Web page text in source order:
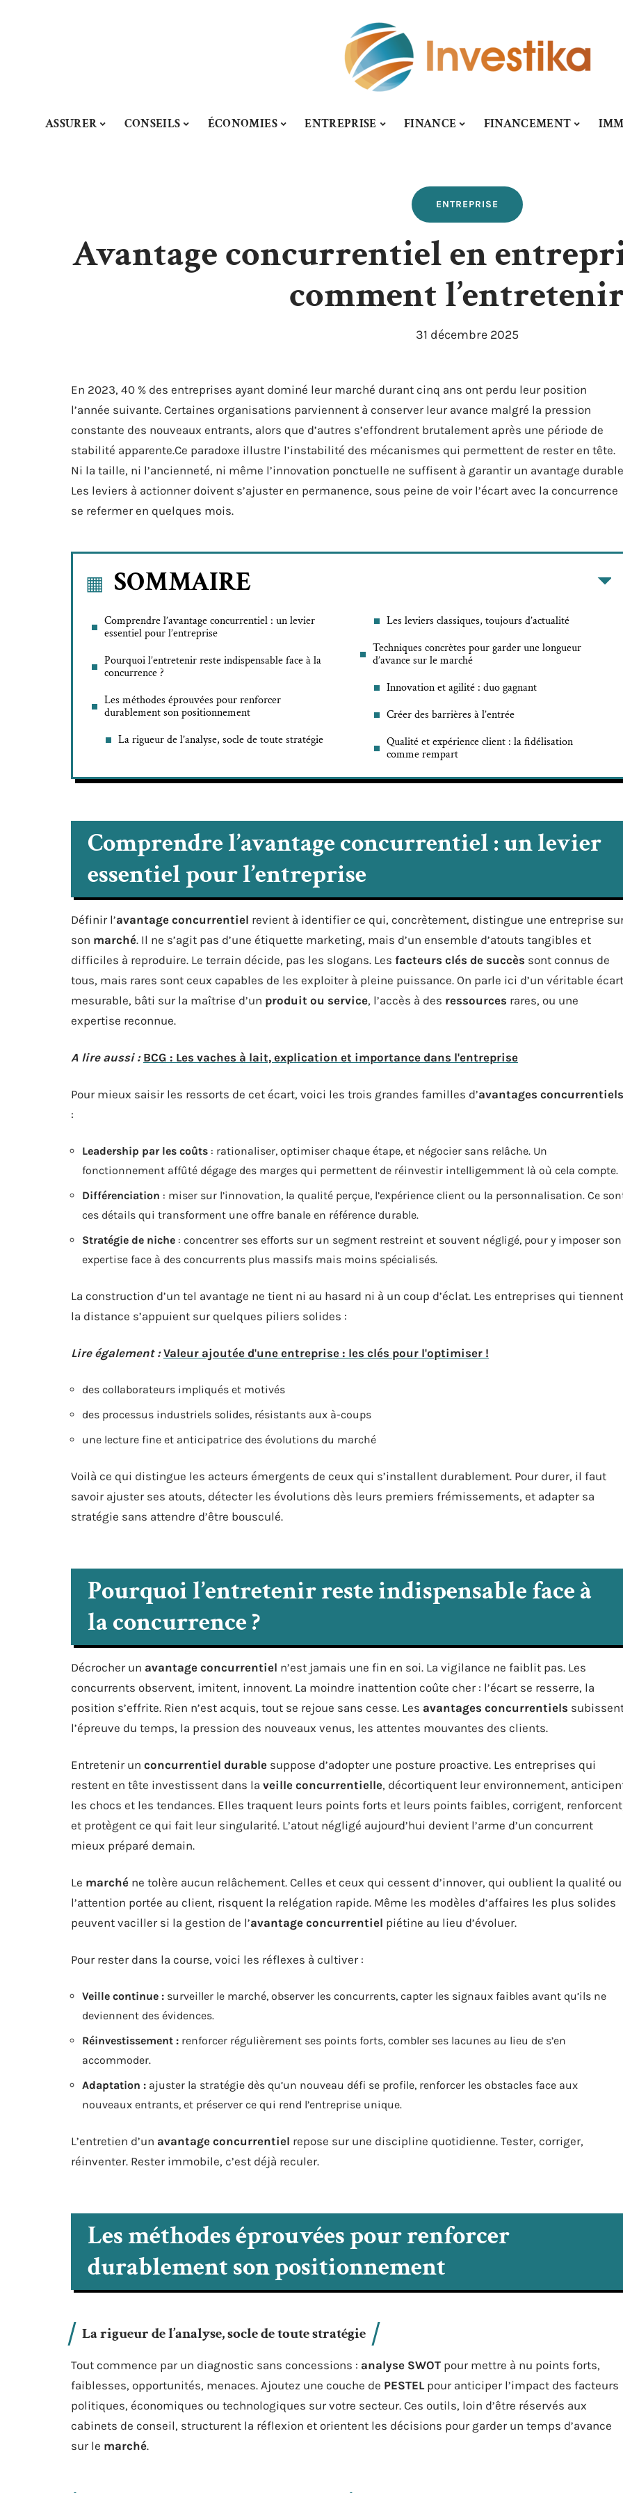
ASSURER CONSEILS ÉCONOMIES ENTREPRISE FINANCE FINANCEMENT
ENTREPRISE
Avantage concurrentiel en
comment
31 décembre 2025
En 2023, 40 % des entreprises ayant dominé leur marché durant cinq ans ont perdu leur position
l’année suivante. Certaines organisations parviennent à conserver leur avance malgré la pression
constante des nouveaux entrants, alors que d’autres s’effondrent brutalement après une période de
stabilité apparente.Ce paradoxe illustre l’instabilité des mécanismes qui permettent de rester en tête.
Ni la taille, ni l’ancienneté, ni même l’innovation ponctuelle ne suffisent à garantir un avantage
Les leviers à actionner doivent s’ajuster en permanence, sous peine de voir l’écart avec la concurrence
se refermer en quelques mois.
SOMMAIRE
Comprendre l’avantage concurrentiel : un levier
essentiel pour l’entreprise
Pourquoi l’entretenir reste indispensable face à la
concurrence ?
Les méthodes éprouvées pour renforcer
durablement son positionnement
La rigueur de l’analyse, socle de toute stratégie
Les leviers classiques, toujours d’actualité
Techniques concrètes pour garder une longueur
d’avance sur le marché
Innovation et agilité : duo gagnant
Créer des barrières à l’entrée
Qualité et expérience client : la fidélisation
comme rempart
Comprendre l’avantage concurrentiel : un levier
essentiel pour l’entreprise
Définir l’avantage concurrentiel revient à identifier ce qui, concrètement, distingue une entreprise
son marché. Il ne s’agit pas d’une étiquette marketing, mais d’un ensemble d’atouts tangibles et
difficiles à reproduire. Le terrain décide, pas les slogans. Les facteurs clés de succès sont connus de
tous, mais rares sont ceux capables de les exploiter à pleine puissance. On parle ici d’un véritable écart
mesurable, bâti sur la maîtrise d’un produit ou service, l’accès à des ressources rares, ou une
expertise reconnue.
A lire aussi : BCG : Les vaches à lait, explication et importance dans l'entreprise
Pour mieux saisir les ressorts de cet écart, voici les trois grandes familles d’avantages concurrentiels
:
Leadership par les coûts : rationaliser, optimiser chaque étape, et négocier sans relâche. Un
fonctionnement affûté dégage des marges qui permettent de réinvestir intelligemment là où cela compte.
Différenciation : miser sur l’innovation, la qualité perçue, l’expérience client ou la personnalisation. Ce
ces détails qui transforment une offre banale en référence durable.
Stratégie de niche : concentrer ses efforts sur un segment restreint et souvent négligé, pour y imposer son
expertise face à des concurrents plus massifs mais moins spécialisés.
La construction d’un tel avantage ne tient ni au hasard ni à un coup d’éclat. Les entreprises qui tiennent
la distance s’appuient sur quelques piliers solides :
Lire également : Valeur ajoutée d'une entreprise : les clés pour l'optimiser !
des collaborateurs impliqués et motivés
des processus industriels solides, résistants aux à-coups
une lecture fine et anticipatrice des évolutions du marché
Voilà ce qui distingue les acteurs émergents de ceux qui s’installent durablement. Pour durer, il faut
savoir ajuster ses atouts, détecter les évolutions dès leurs premiers frémissements, et adapter sa
stratégie sans attendre d’être bousculé.
Pourquoi l’entretenir reste indispensable face à
la concurrence ?
Décrocher un avantage concurrentiel n’est jamais une fin en soi. La vigilance ne faiblit pas. Les
concurrents observent, imitent, innovent. La moindre inattention coûte cher : l’écart se resserre, la
position s’effrite. Rien n’est acquis, tout se rejoue sans cesse. Les avantages concurrentiels
l’épreuve du temps, la pression des nouveaux venus, les attentes mouvantes des clients.
Entretenir un concurrentiel durable suppose d’adopter une posture proactive. Les entreprises qui
restent en tête investissent dans la veille concurrentielle, décortiquent leur environnement,
les chocs et les tendances. Elles traquent leurs points forts et leurs points faibles, corrigent,
et protègent ce qui fait leur singularité. L’atout négligé aujourd’hui devient l’arme d’un concurrent
mieux préparé demain.
Le marché ne tolère aucun relâchement. Celles et ceux qui cessent d’innover, qui oublient la qualité ou
l’attention portée au client, risquent la relégation rapide. Même les modèles d’affaires les plus solides
peuvent vaciller si la gestion de l’avantage concurrentiel piétine au lieu d’évoluer.
Pour rester dans la course, voici les réflexes à cultiver :
Veille continue : surveiller le marché, observer les concurrents, capter les signaux faibles avant qu’ils ne
deviennent des évidences.
Réinvestissement : renforcer régulièrement ses points forts, combler ses lacunes au lieu de s’en
accommoder.
Adaptation : ajuster la stratégie dès qu’un nouveau défi se profile, renforcer les obstacles face aux
nouveaux entrants, et préserver ce qui rend l’entreprise unique.
L’entretien d’un avantage concurrentiel repose sur une discipline quotidienne. Tester, corriger,
réinventer. Rester immobile, c’est déjà reculer.
Les méthodes éprouvées pour renforcer
durablement son positionnement
La rigueur de l’analyse, socle de toute stratégie
Tout commence par un diagnostic sans concessions : analyse SWOT pour mettre à nu points forts,
faiblesses, opportunités, menaces. Ajoutez une couche de PESTELpour anticiper l’impact des facteurs
politiques, économiques ou technologiques sur votre secteur. Ces outils, loin d’être réservés aux
cabinets de conseil, structurent la réflexion et orientent les décisions pour garder un temps d’avance
sur le marché.